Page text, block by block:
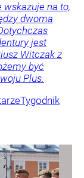
na to,
dwoma
jest
Witczak z
być
Plus.
Tygodnik